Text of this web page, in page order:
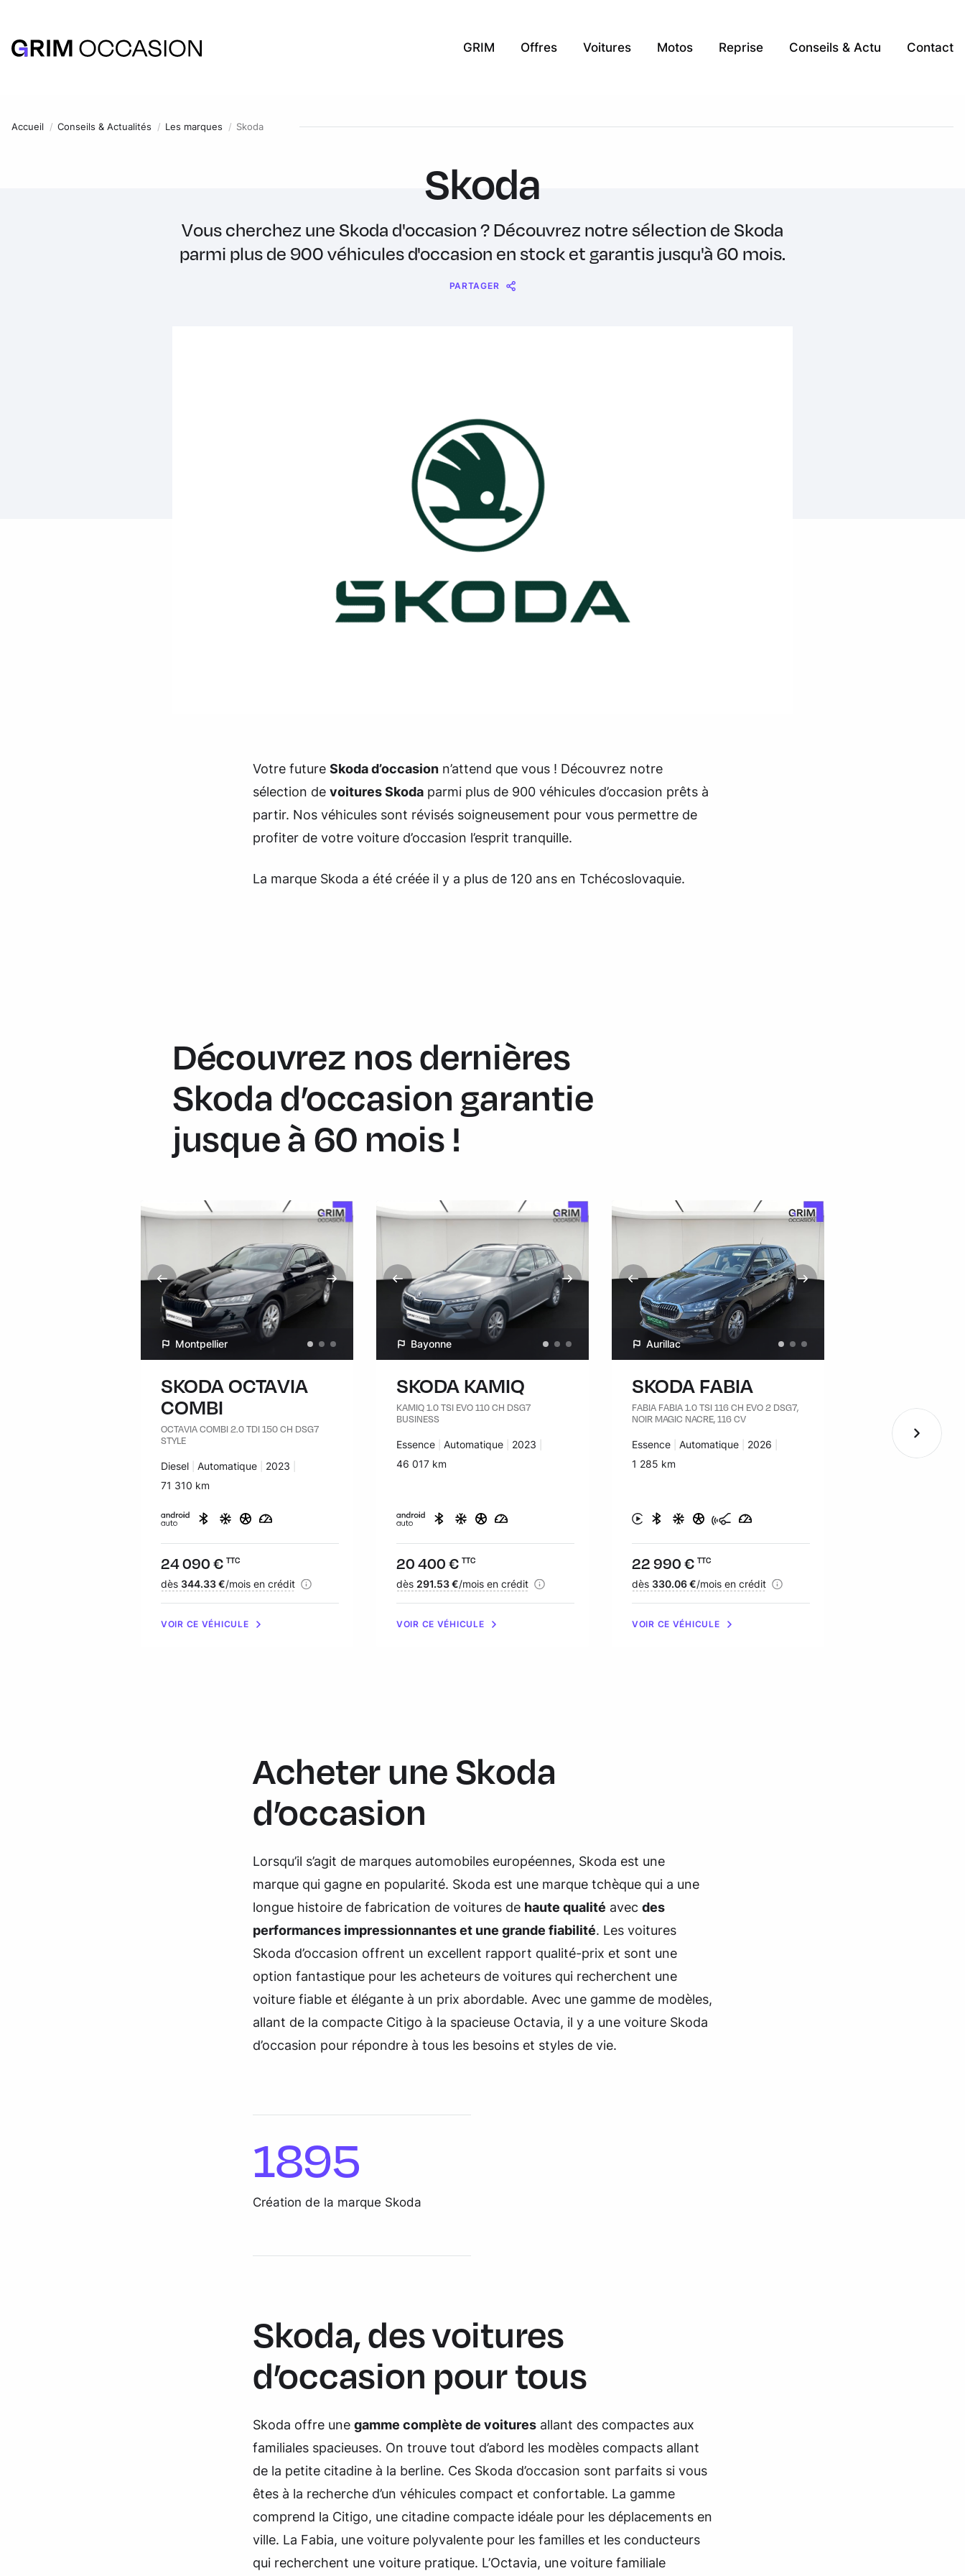
GRIM Offres Voitures Motos Reprise Conseils & Actu Contact
Accueil Conseils & Actualités Les marques Skoda
Skoda
Vous cherchez une Skoda d'occasion ? Découvrez notre sélection de Skoda
parmi plus de 900 véhicules d'occasion en stock et garantis jusqu'à 60 mois.
PARTAGER
Votre future Skoda d’occasion n’attend que vous ! Découvrez notre
sélection de voitures Skoda parmi plus de 900 véhicules d’occasion prêts à
partir. Nos véhicules sont révisés soigneusement pour vous permettre de
profiter de votre voiture d’occasion l’esprit tranquille.
La marque Skoda a été créée il y a plus de 120 ans en Tchécoslovaquie.
Découvrez nos dernières
Skoda d’occasion garantie
jusque à 60 mois !
Montpellier
SKODA OCTAVIA
COMBI
OCTAVIA COMBI 2.0 TDI 150 CH DSG7
STYLE
Carburant :
Diesel Transmission :
Automatique Années :
2023
Kilomètres :
71 310 km
Prix :
24 090 € TTC
Financement :
dès 344.33 €/mois en crédit
VOIR CE VÉHICULE
Bayonne
SKODA KAMIQ
KAMIQ 1.0 TSI EVO 110 CH DSG7
BUSINESS
Carburant :
Essence Transmission :
Automatique Années :
2023
Kilomètres :
46 017 km
Prix :
20 400 € TTC
Financement :
dès 291.53 €/mois en crédit
VOIR CE VÉHICULE
Aurillac
SKODA FABIA
FABIA FABIA 1.0 TSI 116 CH EVO 2 DSG7,
NOIR MAGIC NACRE, 116 CV
Carburant :
Essence Transmission :
Automatique Années :
2026
Kilomètres :
1 285 km
Prix :
22 990 € TTC
Financement :
dès 330.06 €/mois en crédit
VOIR CE VÉHICULE
KAMIQ 1.0 TSI EVO
BUSINESS
Carburant :
Essence
Acheter une Skoda
d’occasion
Lorsqu’il s’agit de marques automobiles européennes, Skoda est une
marque qui gagne en popularité. Skoda est une marque tchèque qui a une
longue histoire de fabrication de voitures de haute qualité avec des
performances impressionnantes et une grande fiabilité. Les voitures
Skoda d’occasion offrent un excellent rapport qualité-prix et sont une
option fantastique pour les acheteurs de voitures qui recherchent une
voiture fiable et élégante à un prix abordable. Avec une gamme de modèles,
allant de la compacte Citigo à la spacieuse Octavia, il y a une voiture Skoda
d’occasion pour répondre à tous les besoins et styles de vie.
1895
Création de la marque Skoda
Skoda, des voitures
d’occasion pour tous
Skoda offre une gamme complète de voitures allant des compactes aux
familiales spacieuses. On trouve tout d’abord les modèles compacts allant
de la petite citadine à la berline. Ces Skoda d’occasion sont parfaits si vous
êtes à la recherche d’un véhicules compact et confortable. La gamme
comprend la Citigo, une citadine compacte idéale pour les déplacements en
ville. La Fabia, une voiture polyvalente pour les familles et les conducteurs
qui recherchent une voiture pratique. L’Octavia, une voiture familiale